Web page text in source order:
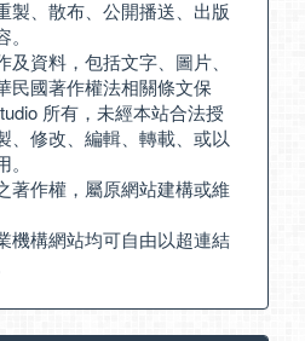
製、散布、公開播送、出版
資料，包括文字、圖片、
民國著作權法相關條文保
所有，未經本站合法授
、修改、編輯、轉載、或以
著作權，屬原網站建構或維
機構網站均可自由以超連結